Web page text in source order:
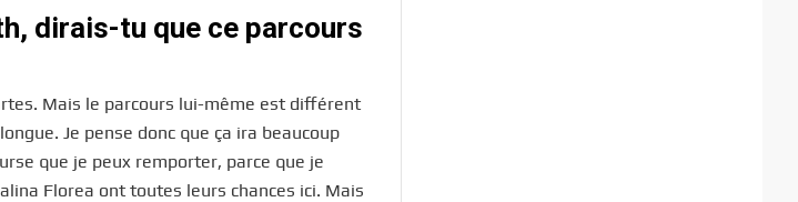
dirais-tu que ce parcours
Mais le parcours lui-même est différent
Je pense donc que ça ira beaucoup
que je peux remporter, parce que je
Florea ont toutes leurs chances ici. Mais